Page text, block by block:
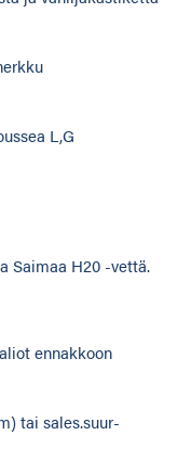
L,G
Saimaa H20 -vettä.
ennakkoon
tai sales.suur-